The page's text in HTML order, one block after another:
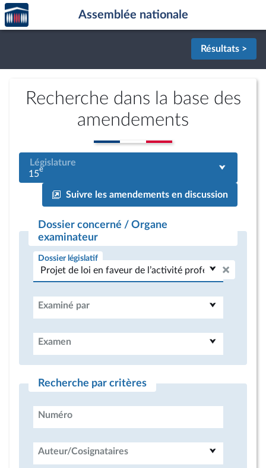
Aller au contenu
Aller en bas de la page
Accèder
à la
page
Assemblée nationale
Résultats >
Recherche dans la base des
amendements
Législature
15e
Suivre les amendements en discussion
Dossier concerné / Organe
examinateur
Dossier législatif
Examiné par
Examen
Recherche par critères
Numéro
Auteur/Cosignataires